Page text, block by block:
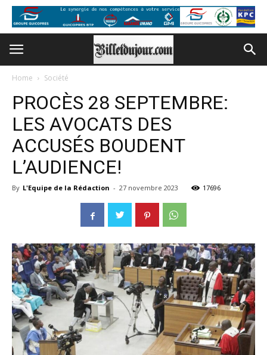
Home Société
PROCÈS 28 SEPTEMBRE:
LES AVOCATS DES
ACCUSÉS BOUDENT
L’AUDIENCE!
By L'Equipe de la Rédaction - 27 novembre 2023 17696